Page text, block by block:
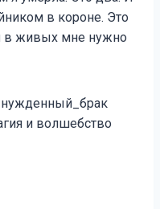
в короне. Это
в живых мне нужно
и волшебство